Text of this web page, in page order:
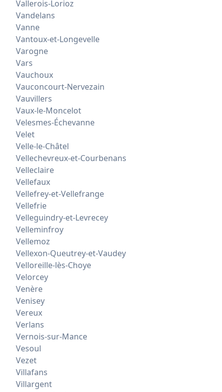
Vallerois-Lorioz
Vandelans
Vanne
Vantoux-et-Longevelle
Varogne
Vars
Vauchoux
Vauconcourt-Nervezain
Vauvillers
Vaux-le-Moncelot
Velesmes-Échevanne
Velet
Velle-le-Châtel
Vellechevreux-et-Courbenans
Velleclaire
Vellefaux
Vellefrey-et-Vellefrange
Vellefrie
Velleguindry-et-Levrecey
Velleminfroy
Vellemoz
Vellexon-Queutrey-et-Vaudey
Velloreille-lès-Choye
Velorcey
Venère
Venisey
Vereux
Verlans
Vernois-sur-Mance
Vesoul
Vezet
Villafans
Villargent